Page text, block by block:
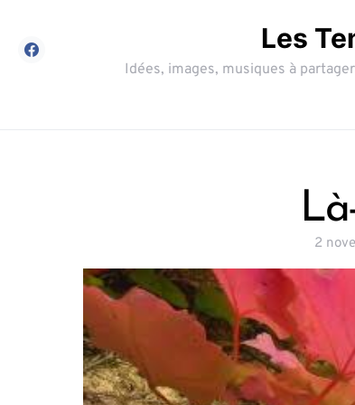
Les
Idées, images, musiques à
2